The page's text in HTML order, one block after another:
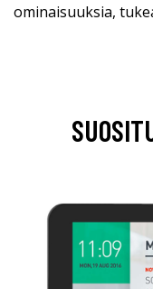
ominaisuuksia,